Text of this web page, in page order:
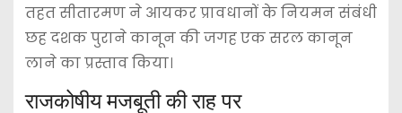
तहत सीतारमण ने आयकर प्रावधानों के नियमन संबंधी
छह दशक पुराने कानून की जगह एक सरल कानून
लाने का प्रस्ताव किया।
राजकोषीय मजबूती की राह पर